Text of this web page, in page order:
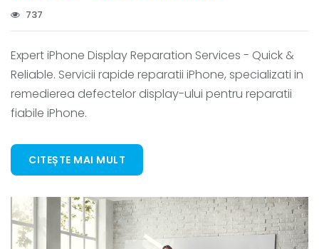
737
Expert iPhone Display Reparation Services - Quick &
Reliable. Servicii rapide reparatii iPhone, specializati in
remedierea defectelor display-ului pentru reparatii
fiabile iPhone.
CITEȘTE MAI MULT